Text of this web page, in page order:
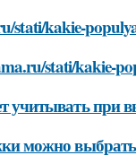
stati/kakie-
stati/kakie-
учитывать при
можно